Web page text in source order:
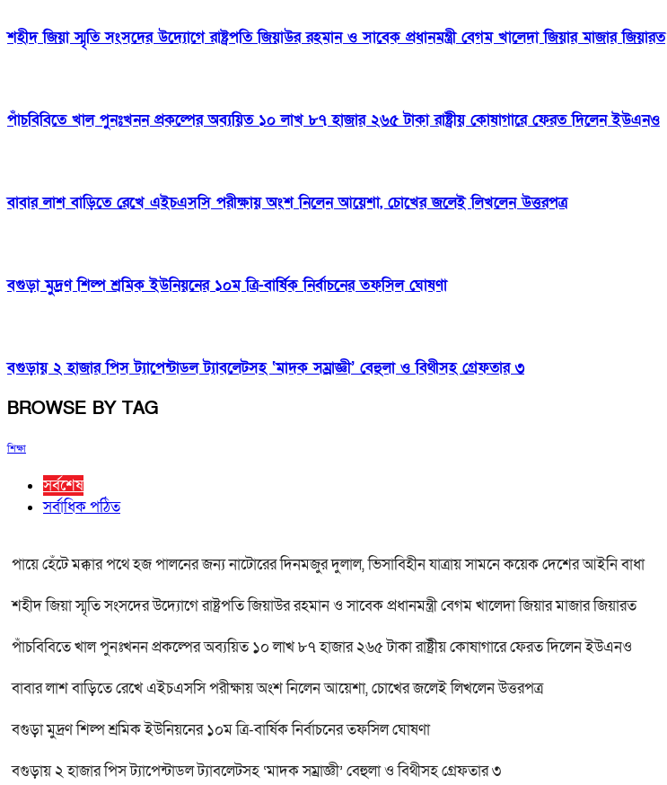
শহীদ জিয়া স্মৃতি সংসদের উদ্যোগে রাষ্ট্রপতি জিয়াউর রহমান ও সাবেক প্রধানমন্ত্রী বেগম খালেদা জিয়ার মাজার জিয়ারত
পাঁচবিবিতে খাল পুনঃখনন প্রকল্পের অব্যয়িত ১০ লাখ ৮৭ হাজার ২৬৫ টাকা রাষ্ট্রীয় কোষাগারে ফেরত দিলেন ইউএনও
বাবার লাশ বাড়িতে রেখে এইচএসসি পরীক্ষায় অংশ নিলেন আয়েশা, চোখের জলেই লিখলেন উত্তরপত্র
বগুড়া মুদ্রণ শিল্প শ্রমিক ইউনিয়নের ১০ম ত্রি-বার্ষিক নির্বাচনের তফসিল ঘোষণা
বগুড়ায় ২ হাজার পিস ট্যাপেন্টাডল ট্যাবলেটসহ ‘মাদক সম্রাজ্ঞী’ বেহুলা ও বিথীসহ গ্রেফতার ৩
BROWSE BY TAG
শিক্ষা
সর্বশেষ
সর্বাধিক পঠিত
পায়ে হেঁটে মক্কার পথে হজ পালনের জন্য নাটোরের দিনমজুর দুলাল, ভিসাবিহীন যাত্রায় সামনে কয়েক দেশের আইনি বাধা
শহীদ জিয়া স্মৃতি সংসদের উদ্যোগে রাষ্ট্রপতি জিয়াউর রহমান ও সাবেক প্রধানমন্ত্রী বেগম খালেদা জিয়ার মাজার জিয়ারত
পাঁচবিবিতে খাল পুনঃখনন প্রকল্পের অব্যয়িত ১০ লাখ ৮৭ হাজার ২৬৫ টাকা রাষ্ট্রীয় কোষাগারে ফেরত দিলেন ইউএনও
বাবার লাশ বাড়িতে রেখে এইচএসসি পরীক্ষায় অংশ নিলেন আয়েশা, চোখের জলেই লিখলেন উত্তরপত্র
বগুড়া মুদ্রণ শিল্প শ্রমিক ইউনিয়নের ১০ম ত্রি-বার্ষিক নির্বাচনের তফসিল ঘোষণা
বগুড়ায় ২ হাজার পিস ট্যাপেন্টাডল ট্যাবলেটসহ ‘মাদক সম্রাজ্ঞী’ বেহুলা ও বিথীসহ গ্রেফতার ৩